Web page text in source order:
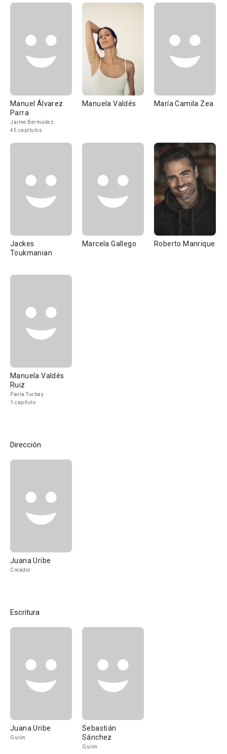
Manuel Álvarez
Parra
Jaime Bermúdez
45 capítulos
Manuela Valdés María Camila Zea
Jackes
Toukmanian
Marcela Gallego Roberto Manrique
Manuela Valdés
Ruiz
Paola Turbay
1 capítulo
Dirección
Juana Uribe
Creador
Escritura
Juana Uribe
Guión
Sebastián
Sánchez
Guión